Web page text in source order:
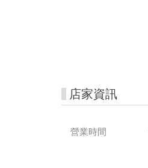
店家資訊
營業時間